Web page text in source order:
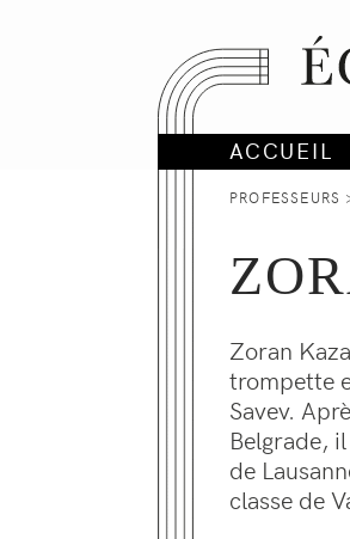
ACCUEIL
PROFESSEURS
Zoran
trompette
Savev.
Belgrade,
de
classe de